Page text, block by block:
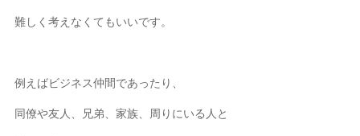
難しく考えなくてもいいです。
例えばビジネス仲間であったり、
同僚や友人、兄弟、家族、周りにいる人と